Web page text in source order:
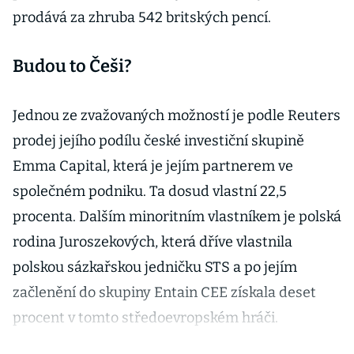
prodává za zhruba 542 britských pencí.
Budou to Češi?
Jednou ze zvažovaných možností je podle Reuters
prodej jejího podílu české investiční skupině
Emma Capital, která je jejím partnerem ve
společném podniku. Ta dosud vlastní 22,5
procenta. Dalším minoritním vlastníkem je polská
rodina Juroszekových, která dříve vlastnila
polskou sázkařskou jedničku STS a po jejím
začlenění do skupiny Entain CEE získala deset
procent v tomto středoevropském hráči.